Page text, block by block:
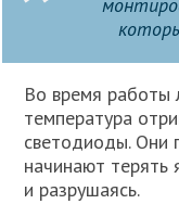
Во время работы
температура
светодиоды. Они
начинают терять
и разрушаясь.